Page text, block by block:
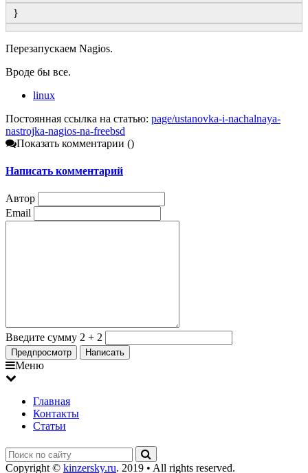
}
Перезапускаем Nagios.
Вроде бы все.
linux
Постоянная ссылка на статью: page/ustanovka-i-nachalnaya-
nastrojka-nagios-na-freebsd
Показать комментарии ()
Написать комментарий
Автор
Email
Введите сумму 2 + 2
Меню
Главная
Контакты
Статьи
Copyright © kinzersky.ru. 2019 • All rights reserved.